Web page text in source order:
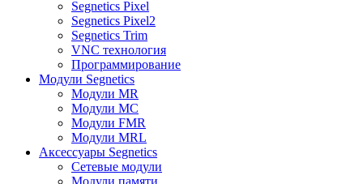
Segnetics Pixel
Segnetics Pixel2
Segnetics Trim
VNC технология
Программирование
Модули Segnetics
Модули MR
Модули MC
Модули FMR
Модули MRL
Аксессуары Segnetics
Сетевые модули
Модули памяти